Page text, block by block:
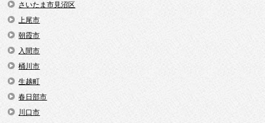
さいたま市見沼区
上尾市
朝霞市
入間市
桶川市
生越町
春日部市
川口市